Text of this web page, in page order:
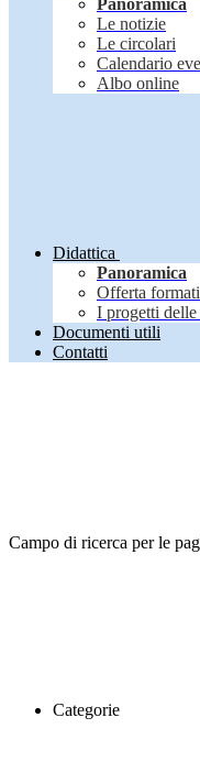
Panoramica
Le notizie
Le circolari
Calendario
Albo online
Didattica
Panoramica
Offerta
I progetti delle
Documenti utili
Contatti
Campo di ricerca per le
Categorie